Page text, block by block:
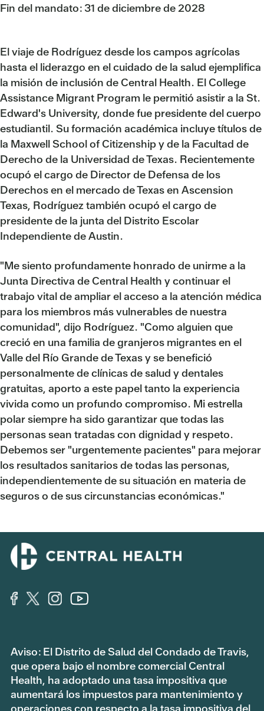
Fin del mandato: 31 de diciembre de 2028
El viaje de Rodríguez desde los campos agrícolas
hasta el liderazgo en el cuidado de la salud ejemplifica
la misión de inclusión de Central Health. El College
Assistance Migrant Program le permitió asistir a la St.
Edward's University, donde fue presidente del cuerpo
estudiantil. Su formación académica incluye títulos de
la Maxwell School of Citizenship y de la Facultad de
Derecho de la Universidad de Texas. Recientemente
ocupó el cargo de Director de Defensa de los
Derechos en el mercado de Texas en Ascension
Texas, Rodríguez también ocupó el cargo de
presidente de la junta del Distrito Escolar
Independiente de Austin.
"Me siento profundamente honrado de unirme a la
Junta Directiva de Central Health y continuar el
trabajo vital de ampliar el acceso a la atención médica
para los miembros más vulnerables de nuestra
comunidad", dijo Rodríguez. "Como alguien que
creció en una familia de granjeros migrantes en el
Valle del Río Grande de Texas y se benefició
personalmente de clínicas de salud y dentales
gratuitas, aporto a este papel tanto la experiencia
vivida como un profundo compromiso. Mi estrella
polar siempre ha sido garantizar que todas las
personas sean tratadas con dignidad y respeto.
Debemos ser "urgentemente pacientes" para mejorar
los resultados sanitarios de todas las personas,
independientemente de su situación en materia de
seguros o de sus circunstancias económicas."
Aviso: El Distrito de Salud del Condado de Travis,
que opera bajo el nombre comercial Central
Health, ha adoptado una tasa impositiva que
aumentará los impuestos para mantenimiento y
operaciones con respecto a la tasa impositiva del